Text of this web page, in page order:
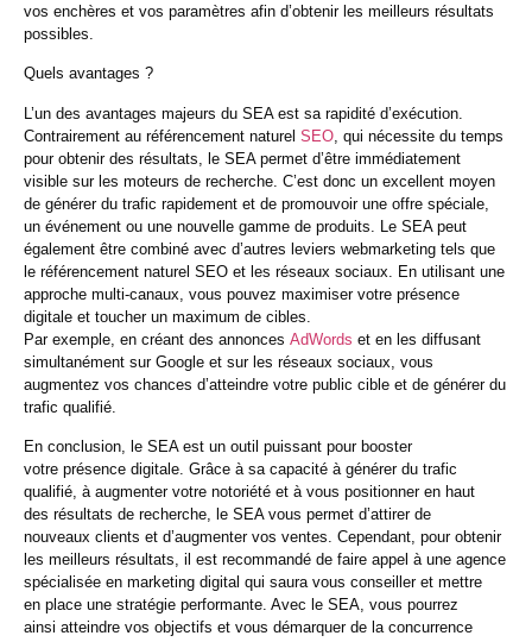
vos enchères et vos paramètres afin d’obtenir les meilleurs résultats
possibles.
Quels avantages ?
L’un des avantages majeurs du SEA est sa rapidité d’exécution.
Contrairement au référencement naturel SEO , qui nécessite du temps
pour obtenir des résultats , le SEA permet d’être immédiatement
visible sur les moteurs de recherche . C’est donc un excellent moyen
de générer du trafic rapidement et de promouvoir une offre spéciale,
un événement ou une nouvelle gamme de produits. Le SEA peut
également être combiné avec d’autres leviers webmarketing tels que
le référencement naturel SEO et les réseaux sociaux. En utilisant une
approche multi-canaux, vous pouvez maximiser votre présence
digitale et toucher un maximum de cibles
Par exemple, en créant des annonces AdWords et en les diffusant
simultanément sur Google et sur les réseaux sociaux, vous
augmentez vos chances d’atteindre votre public cible et de générer du
trafic qualifié
En conclusion, le SEA est un outil puissant pour booster
votre présence digitale . Grâce à sa capacité à générer du trafic
qualifié , à augmenter votre notoriété et à vous positionner en haut
des résultats de recherche , le SEA vous permet d’attirer de
nouveaux clients et d’augmenter vos ventes. Cependant, pour obtenir
les meilleurs résultats, il est recommandé de faire appel à une agence
spécialisée en marketing digital qui saura vous conseiller et mettre
en place une stratégie performante . Avec le SEA, vous pourrez
ainsi atteindre vos objectifs et vous démarquer de la concurrence